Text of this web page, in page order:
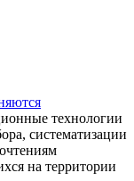
технологии
систематизации
на территории